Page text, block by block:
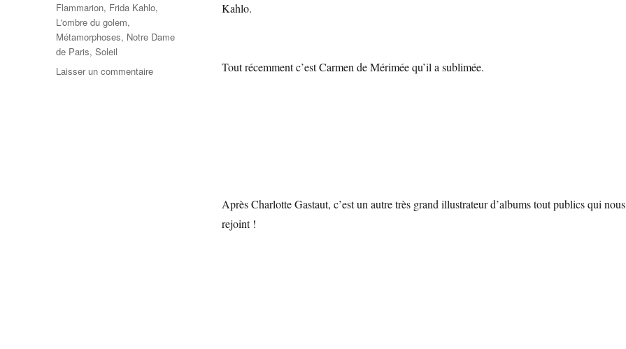
Kahlo.
Tout récemment c’est Carmen de Mérimée qu’il a sublimée.
Après Charlotte Gastaut, c’est un autre très grand illustrateur d’albums tout publics qui nous
rejoint !
Flammarion, Frida Kahlo,
L'ombre du golem,
Métamorphoses, Notre Dame
de Paris,Soleil
Laisser un commentaire